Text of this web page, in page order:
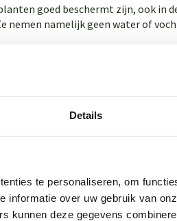
Details
te personaliseren, om
informatie over uw gebruik van
kunnen deze gegevens
goed beschermt zijn, ook in
nemen namelijk geen water of
wordt het dus! Hieronder
cm
cm
cm
cm